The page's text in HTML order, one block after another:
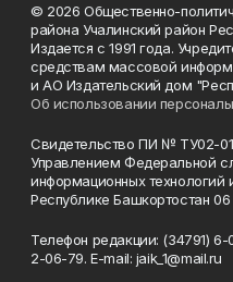
© 2026 Общественно-
района Учалинский район
Издается с 1991 года.
средствам массовой
и АО Издательский дом
Об использовании
Свидетельство ПИ № ТУ02-
Управлением Федеральной
информационных
Республике Башкортостан 06
Телефон редакции: (34791)
2-06-79. Е-mаil: jaik_1@mail.ru